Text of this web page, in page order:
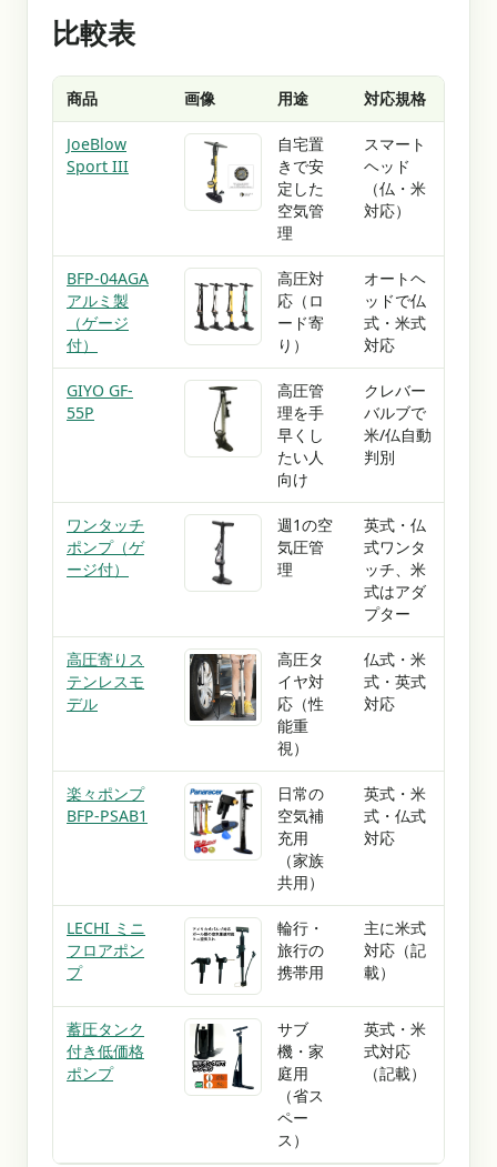
比較表
商品 画像 用途 対応規格
JoeBlow
Sport III
自宅置
きで安
定した
空気管
理
スマート
ヘッド
（仏・米
対応）
BFP-04AGA
アルミ製
（ゲージ
付）
高圧対
応（ロ
ード寄
り）
オートヘ
ッドで仏
式・米式
対応
GIYO GF-
55P
高圧管
理を手
早くし
たい人
向け
クレバー
バルブで
米/仏自動
判別
ワンタッチ
ポンプ（ゲ
ージ付）
週1の空
気圧管
理
英式・仏
式ワンタ
ッチ、米
式はアダ
プター
高圧寄りス
テンレスモ
デル
高圧タ
イヤ対
応（性
能重
視）
仏式・米
式・英式
対応
楽々ポンプ
BFP-PSAB1
日常の
空気補
充用
（家族
共用）
英式・米
式・仏式
対応
LECHI ミニ
フロアポン
プ
輪行・
旅行の
携帯用
主に米式
対応（記
載）
蓄圧タンク
付き低価格
ポンプ
サブ
機・家
庭用
（省ス
ペー
ス）
英式・米
式対応
（記載）